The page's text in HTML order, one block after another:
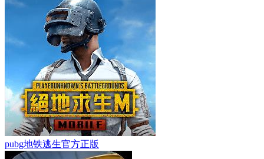
pubg地铁逃生官方正版